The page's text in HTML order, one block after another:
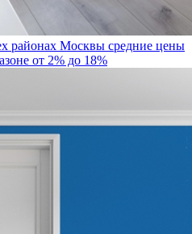
районах Москвы средние цены
от 2% до 18%